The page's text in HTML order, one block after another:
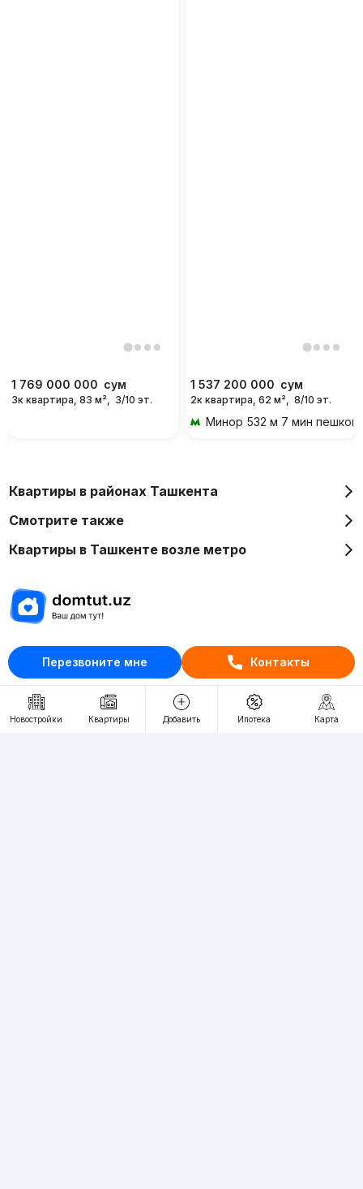
Перезвоните мне Контакты
1 769 000 000 сум
3к квартира, 83 м², 3/10 эт.
1 537 200 000 сум
2к квартира, 62 м², 8/10 эт.
Минор 532 м 7 мин пешком
Новостройки Квартиры Добавить Ипотека Карта
Квартиры в районах Ташкента
Смотрите также
Квартиры в Ташкенте возле метро
Отдел рекламы
+998 (78) 113-20-86
+998 (93) 390-30-10
Пн-Пт. С 9:30 до 18:00